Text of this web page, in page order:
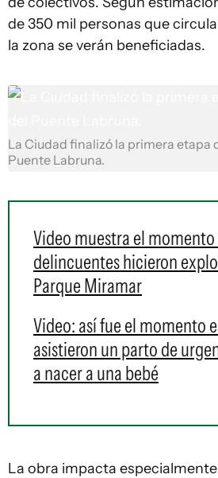
de 350 mil personas que
la zona se verán beneficiadas.
La Ciudad finalizó la primera etapa
Puente Labruna.
Video muestra el
delincuentes hicieron
Parque Miramar
Video: así fue el momento
asistieron un parto de
a nacer a una bebé
La obra impacta